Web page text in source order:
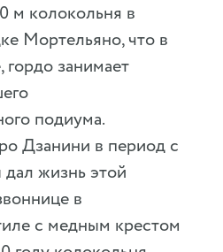
м колокольня в
Мортельяно, что в
занимает
подиума.
Дзанини в период с
дал жизнь этой
в
с медным крестом